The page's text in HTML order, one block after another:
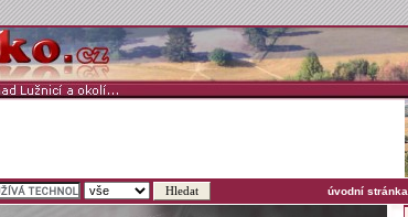
úvodní stránka